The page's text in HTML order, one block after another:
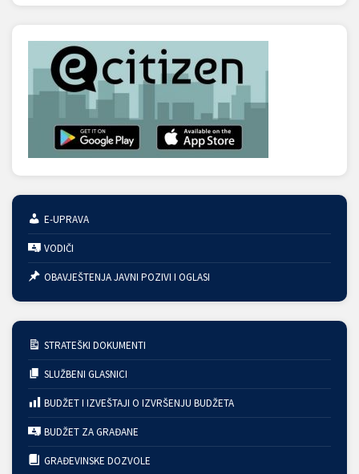
E-UPRAVA
VODIČI
OBAVJEŠTENJA JAVNI POZIVI I OGLASI
STRATEŠKI DOKUMENTI
SLUŽBENI GLASNICI
BUDŽET I IZVEŠTAJI O IZVRŠENJU BUDŽETA
BUDŽET ZA GRAĐANE
GRAĐEVINSKE DOZVOLE